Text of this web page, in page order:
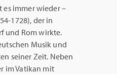
es immer wieder –
1728), der in
und Rom wirkte.
Musik und
seiner Zeit. Neben
im Vatikan mit